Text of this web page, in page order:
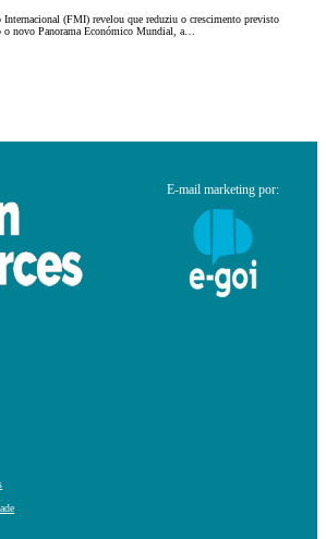
(FMI) revelou que reduziu o crescimento previsto
o novo Panorama Económico Mundial, a…
E-mail marketing por: